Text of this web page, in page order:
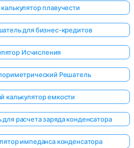
плавучести
для бизнес-кредитов
Исчисления
Решатель
калькулятор емкости
расчета заряда конденсатора
импеданса конденсатора